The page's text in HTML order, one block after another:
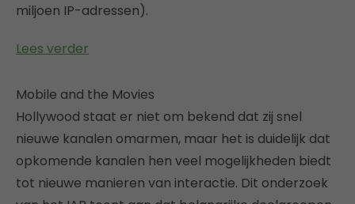
miljoen IP-adressen).
Lees verder
Mobile and the Movies
Hollywood staat er niet om bekend dat zij snel
nieuwe kanalen omarmen, maar het is duidelijk dat
opkomende kanalen hen veel mogelijkheden biedt
tot nieuwe manieren van interactie. Dit onderzoek